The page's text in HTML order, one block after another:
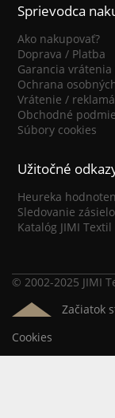
Sprievodca
Ako nakupovať?
Doprava / Platba
Garancia
Ochrana
Vrátenie /
Obchodné
Súbory cookies
Užitočné
Heureka
Sledovanie
Katalóg JIMI Textil
© 2002-2025 JIMI
Začiatok
Cookies